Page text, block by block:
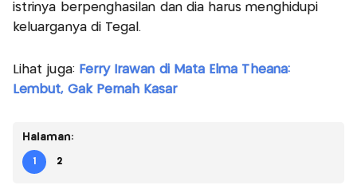
istrinya berpenghasilan dan dia harus menghidupi
keluarganya di Tegal.
Lihat juga: Ferry Irawan di Mata Elma Theana:
Lembut, Gak Pernah Kasar
Halaman:
1 2